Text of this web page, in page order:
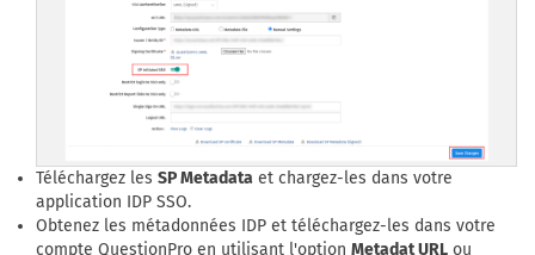
Téléchargez les SP Metadata et chargez-les dans votre
application IDP SSO.
Obtenez les métadonnées IDP et téléchargez-les dans votre
compte QuestionPro en utilisant l'option Metadat URL ou